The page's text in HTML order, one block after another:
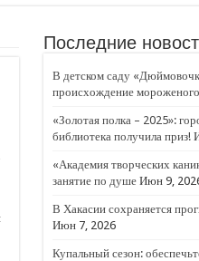
преступлений в период отпусков
Последние
В детском саду
происхождение мороженого
«Золотая полка – 2025»:
библиотека получила приз!
«Академия творческих
занятие по душе Июн 9,
В Хакасии сохраняется
Июн 7, 2026
Купальный сезон: